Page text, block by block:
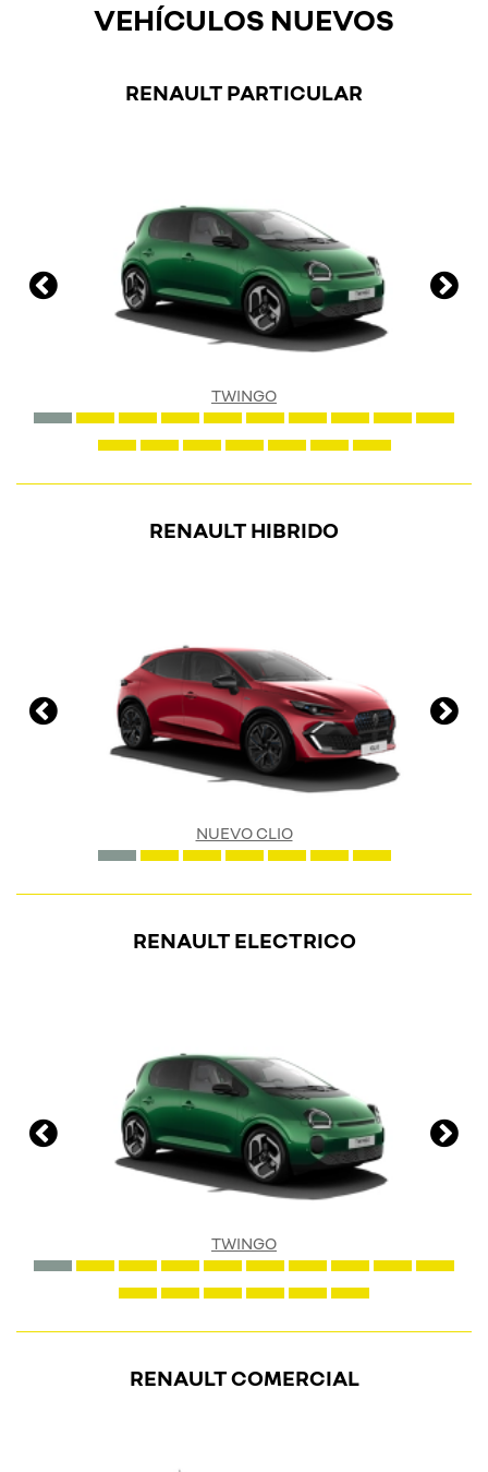
VEHÍCULOS NUEVOS
RENAULT PARTICULAR
TWINGO
RENAULT HIBRIDO
NUEVO CLIO
RENAULT ELECTRICO
TWINGO
RENAULT COMERCIAL